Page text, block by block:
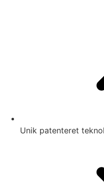
Unik patenteret